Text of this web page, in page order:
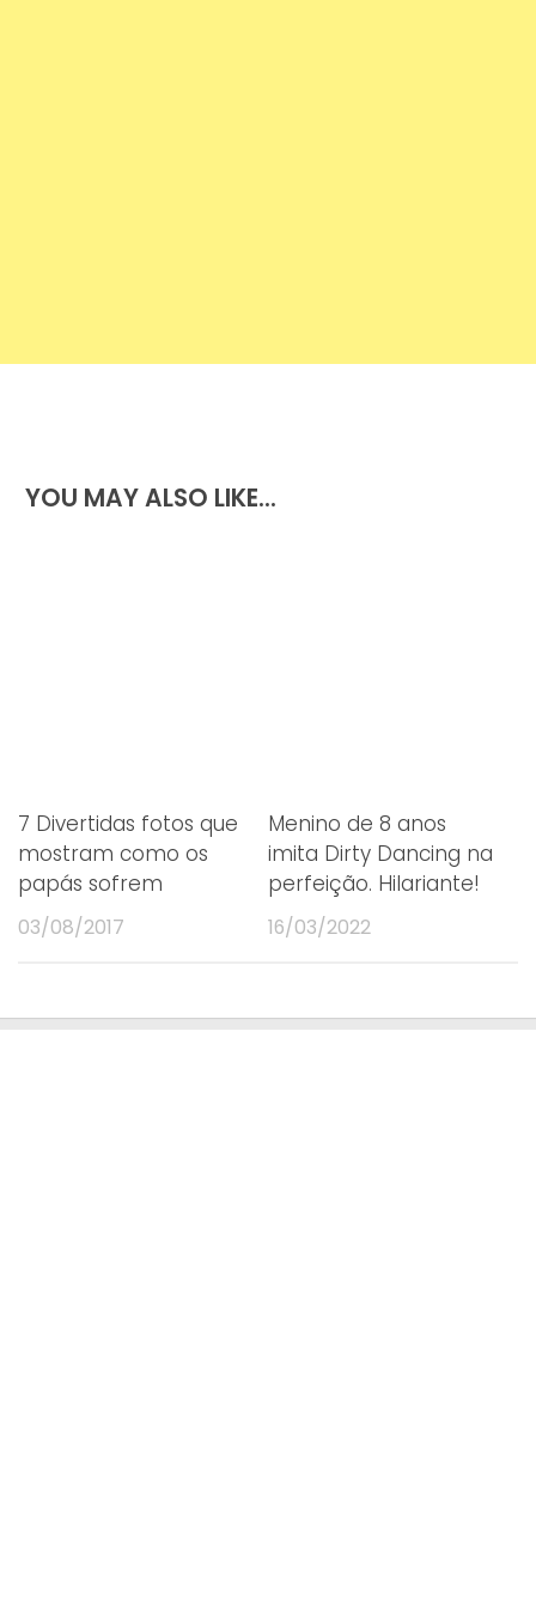
YOU MAY ALSO LIKE...
7 Divertidas fotos que
mostram como os
papás sofrem
03/08/2017
Menino de 8 anos
imita Dirty Dancing na
perfeição. Hilariante!
16/03/2022